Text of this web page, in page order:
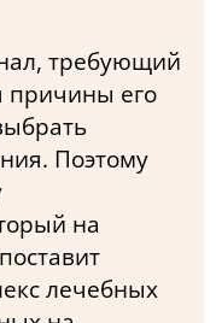
требующий
причины его
Поэтому
на
лечебных